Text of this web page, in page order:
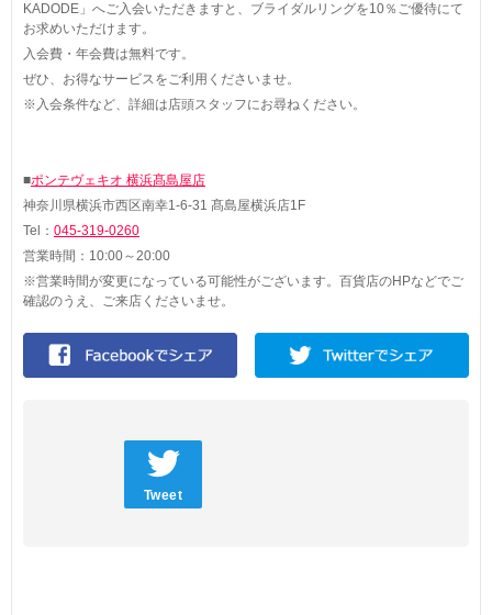
KADODE」へご入会いただきますと、ブライダルリングを10％ご優待にて
お求めいただけます。
入会費・年会費は無料です。
ぜひ、お得なサービスをご利用くださいませ。
※入会条件など、詳細は店頭スタッフにお尋ねください。
■ポンテヴェキオ 横浜髙島屋店
神奈川県横浜市西区南幸1-6-31 髙島屋横浜店1F
Tel： 045-319-0260
営業時間：10:00～20:00
※営業時間が変更になっている可能性がございます。百貨店のHPなどでご
確認のうえ、ご来店くださいませ。
Tweet